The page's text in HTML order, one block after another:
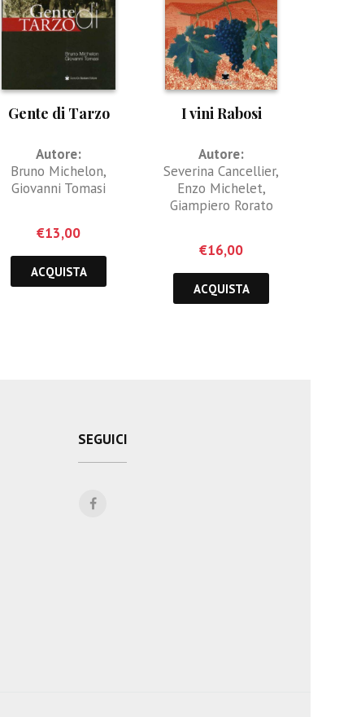
Gente di Tarzo
Autore:
Bruno Michelon,
Giovanni Tomasi
€13,00
ACQUISTA
I vini Rabosi
Autore:
Severina Cancellier,
Enzo Michelet,
Giampiero Rorato
€16,00
ACQUISTA
SEGUICI